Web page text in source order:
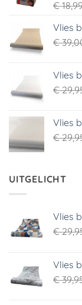
€
Vlies
€
Vlies
€
Vlies
€
UITGELICHT
Vlies
€
Vlies
€